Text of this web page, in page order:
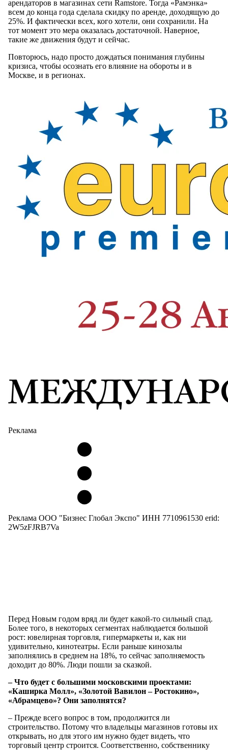
арендаторов в магазинах сети Ramstore. Тогда «Рамэнка»
всем до конца года сделала скидку по аренде, доходящую до
25%. И фактически всех, кого хотели, они сохранили. На
тот момент это мера оказалась достаточной. Наверное,
такие же движения будут и сейчас.
Повторюсь, надо просто дождаться понимания глубины
кризиса, чтобы осознать его влияние на обороты и в
Москве, и в регионах.
Реклама
Реклама ООО "Бизнес Глобал Экспо" ИНН 7710961530 erid:
2W5zFJRB7Va
Перед Новым годом вряд ли будет какой-то сильный спад.
Более того, в некоторых сегментах наблюдается большой
рост: ювелирная торговля, гипермаркеты и, как ни
удивительно, кинотеатры. Если раньше кинозалы
заполнялись в среднем на 18%, то сейчас заполняемость
доходит до 80%. Люди пошли за сказкой.
– Что будет с большими московскими проектами:
«Каширка Молл», «Золотой Вавилон – Ростокино»,
«Абрамцево»? Они заполнятся?
– Прежде всего вопрос в том, продолжится ли
строительство. Потому что владельцы магазинов готовы их
открывать, но для этого им нужно будет видеть, что
торговый центр строится. Соответственно, собственнику